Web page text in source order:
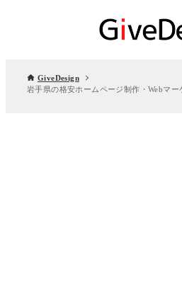
GiveDesign
岩手県の格安ホームページ制作・Webマー